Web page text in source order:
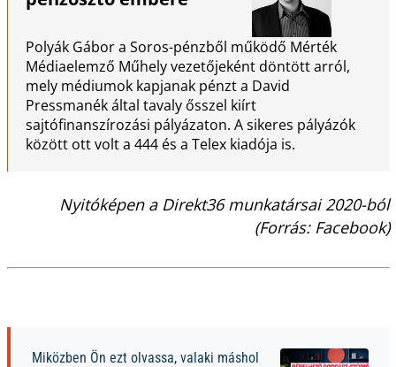
Polyák Gábor a Soros-pénzből működő Mérték
Médiaelemző Műhely vezetőjeként döntött arról,
mely médiumok kapjanak pénzt a David
Pressmanék által tavaly ősszel kiírt
sajtófinanszírozási pályázaton. A sikeres pályázók
között ott volt a 444 és a Telex kiadója is.
Nyitóképen a Direkt36 munkatársai 2020-ból
(Forrás: Facebook)
Miközben Ön ezt olvassa, valaki máshol